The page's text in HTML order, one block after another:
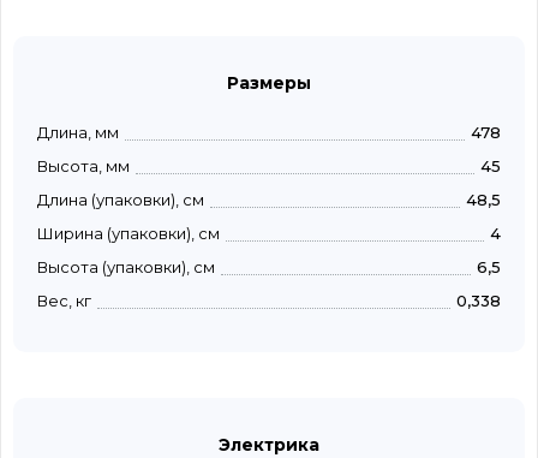
Размеры
Длина, мм
478
Высота, мм
45
Длина (упаковки), см
48,5
Ширина (упаковки), см
4
Высота (упаковки), см
6,5
Вес, кг
0,338
Электрика